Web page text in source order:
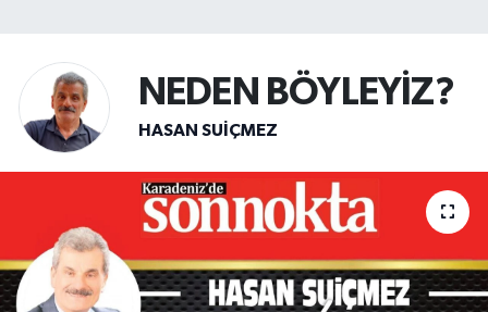
NEDEN BÖYLEYİZ?
HASAN SUIÇMEZ
Teknoloji
TRABZON
TRABZONSPOR
Yaşam